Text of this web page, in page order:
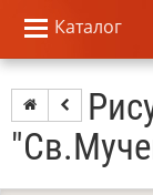
Каталог